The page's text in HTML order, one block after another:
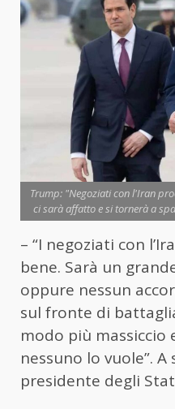
Trump: "Negoziati con l'Iran
ci sarà affatto e si tornerà a
– “I negoziati con
bene. Sarà un
oppure nessun
sul fronte di
modo più massiccio
nessuno lo vuole”.
presidente degli